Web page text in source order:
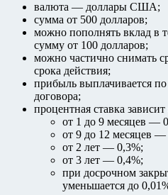
валюта — доллары США;
сумма от 500 долларов;
можно пополнять вклад в
сумму от 100 долларов;
можно частично снимать
срока действия;
прибыль выплачивается
договора;
процентная ставка
от 1 до 9 месяцев —
от 9 до 12 месяцев —
от 2 лет — 0,3%;
от 3 лет — 0,4%;
при досрочном
уменьшается до